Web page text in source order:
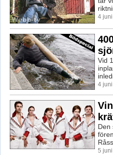
4
Vid
4
Den
5